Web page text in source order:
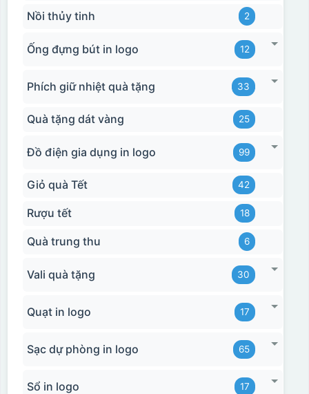
Nồi thủy tinh 2
Ống đựng bút in logo 12
Phích giữ nhiệt quà tặng 33
Quà tặng dát vàng 25
Đồ điện gia dụng in logo 99
Giỏ quà Tết 42
Rượu tết 18
Quà trung thu 6
Vali quà tặng 30
Quạt in logo 17
Sạc dự phòng in logo 65
Sổ in logo 17